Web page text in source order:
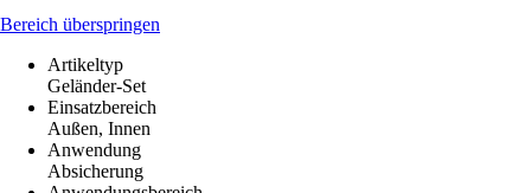
Bereich überspringen
Artikeltyp
Geländer-Set
Einsatzbereich
Außen, Innen
Anwendung
Absicherung